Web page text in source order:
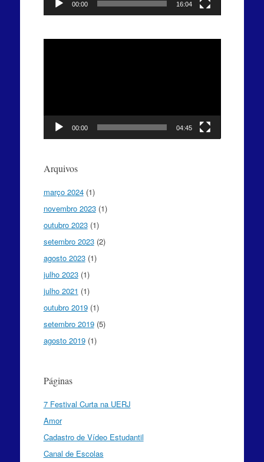
00:00 16:04
00:00 04:45
Arquivos
março 2024(1)
novembro 2023(1)
outubro 2023(1)
setembro 2023(2)
agosto 2023(1)
julho 2023(1)
julho 2021 (1)
outubro 2019(1)
setembro 2019(5)
agosto 2019(1)
Páginas
7 Festival Curta na UERJ
Amor
Cadastro de Vídeo Estudantil
Canal de Escolas